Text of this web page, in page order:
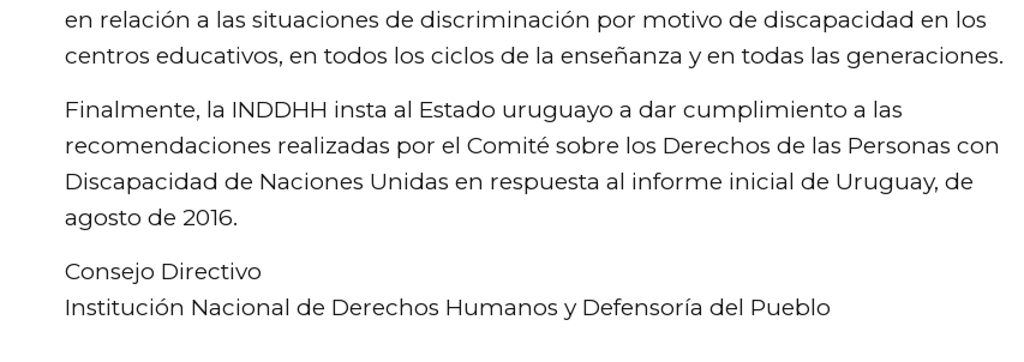
en relación a las situaciones de discriminación por motivo de discapacidad en los
centros educativos, en todos los ciclos de la enseñanza y en todas las generaciones.
Finalmente, la INDDHH insta al Estado uruguayo a dar cumplimiento a las
recomendaciones realizadas por el Comité sobre los Derechos de las Personas con
Discapacidad de Naciones Unidas en respuesta al informe inicial de Uruguay, de
agosto de 2016.
Consejo Directivo
Institución Nacional de Derechos Humanos y Defensoría del Pueblo